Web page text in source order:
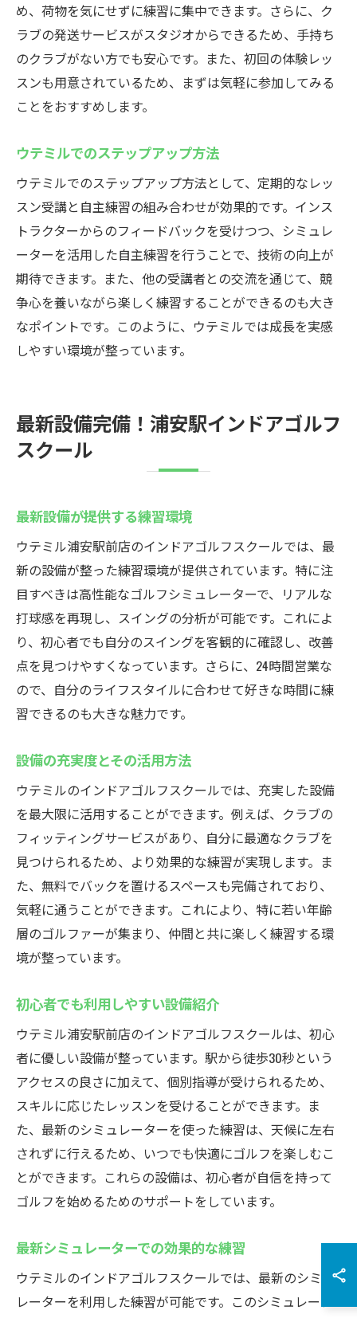
め、荷物を気にせずに練習に集中できます。さらに、ク
ラブの発送サービスがスタジオからできるため、手持ち
のクラブがない方でも安心です。また、初回の体験レッ
スンも用意されているため、まずは気軽に参加してみる
ことをおすすめします。
ウテミルでのステップアップ方法
ウテミルでのステップアップ方法として、定期的なレッ
スン受講と自主練習の組み合わせが効果的です。インス
トラクターからのフィードバックを受けつつ、シミュレ
ーターを活用した自主練習を行うことで、技術の向上が
期待できます。また、他の受講者との交流を通じて、競
争心を養いながら楽しく練習することができるのも大き
なポイントです。このように、ウテミルでは成長を実感
しやすい環境が整っています。
最新設備完備！浦安駅インドアゴルフ
スクール
最新設備が提供する練習環境
ウテミル浦安駅前店のインドアゴルフスクールでは、最
新の設備が整った練習環境が提供されています。特に注
目すべきは高性能なゴルフシミュレーターで、リアルな
打球感を再現し、スイングの分析が可能です。これによ
り、初心者でも自分のスイングを客観的に確認し、改善
点を見つけやすくなっています。さらに、24時間営業な
ので、自分のライフスタイルに合わせて好きな時間に練
習できるのも大きな魅力です。
設備の充実度とその活用方法
ウテミルのインドアゴルフスクールでは、充実した設備
を最大限に活用することができます。例えば、クラブの
フィッティングサービスがあり、自分に最適なクラブを
見つけられるため、より効果的な練習が実現します。ま
た、無料でバックを置けるスペースも完備されており、
気軽に通うことができます。これにより、特に若い年齢
層のゴルファーが集まり、仲間と共に楽しく練習する環
境が整っています。
初心者でも利用しやすい設備紹介
ウテミル浦安駅前店のインドアゴルフスクールは、初心
者に優しい設備が整っています。駅から徒歩30秒という
アクセスの良さに加えて、個別指導が受けられるため、
スキルに応じたレッスンを受けることができます。ま
た、最新のシミュレーターを使った練習は、天候に左右
されずに行えるため、いつでも快適にゴルフを楽しむこ
とができます。これらの設備は、初心者が自信を持って
ゴルフを始めるためのサポートをしています。
最新シミュレーターでの効果的な練習
ウテミルのインドアゴルフスクールでは、最新のシミュ
レーターを利用した練習が可能です。このシミュレータ